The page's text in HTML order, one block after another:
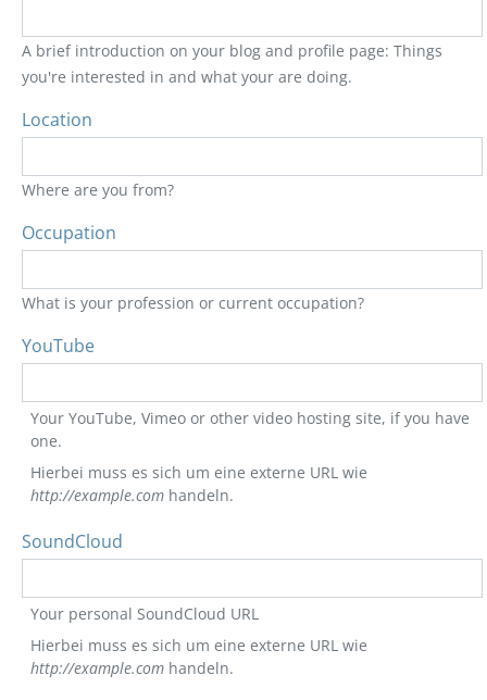
A brief introduction on your blog and profile page: Things
you're interested in and what your are doing.
Location
Where are you from?
Occupation
What is your profession or current occupation?
YouTube
Your YouTube, Vimeo or other video hosting site, if you have
one.
Hierbei muss es sich um eine externe URL wie
http://example.com handeln.
SoundCloud
Your personal SoundCloud URL
Hierbei muss es sich um eine externe URL wie
http://example.com handeln.